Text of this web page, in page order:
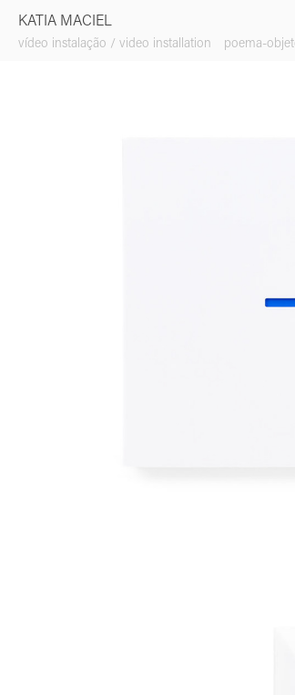
KATIA MACIEL
vídeo instalação / video installation poema-